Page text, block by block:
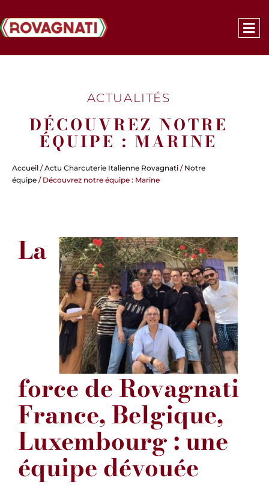
ACTUALITÉS
DÉCOUVREZ NOTRE
ÉQUIPE : MARINE
Accueil /Actu Charcuterie Italienne Rovagnati / Notre
équipe / Découvrez notre équipe : Marine
La
force de Rovagnati
France, Belgique,
Luxembourg : une
équipe dévouée